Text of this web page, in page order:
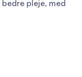
pleje, med